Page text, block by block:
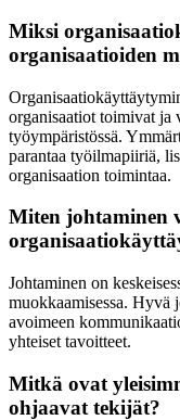
Miksi
organisaatioiden
organisaatiot toimivat ja
työympäristössä.
parantaa työilmapiiriä,
organisaation toimintaa.
Miten johtaminen
Johtaminen on
muokkaamisessa. Hyvä
avoimeen
yhteiset tavoitteet.
Mitkä ovat
ohjaavat tekijät?